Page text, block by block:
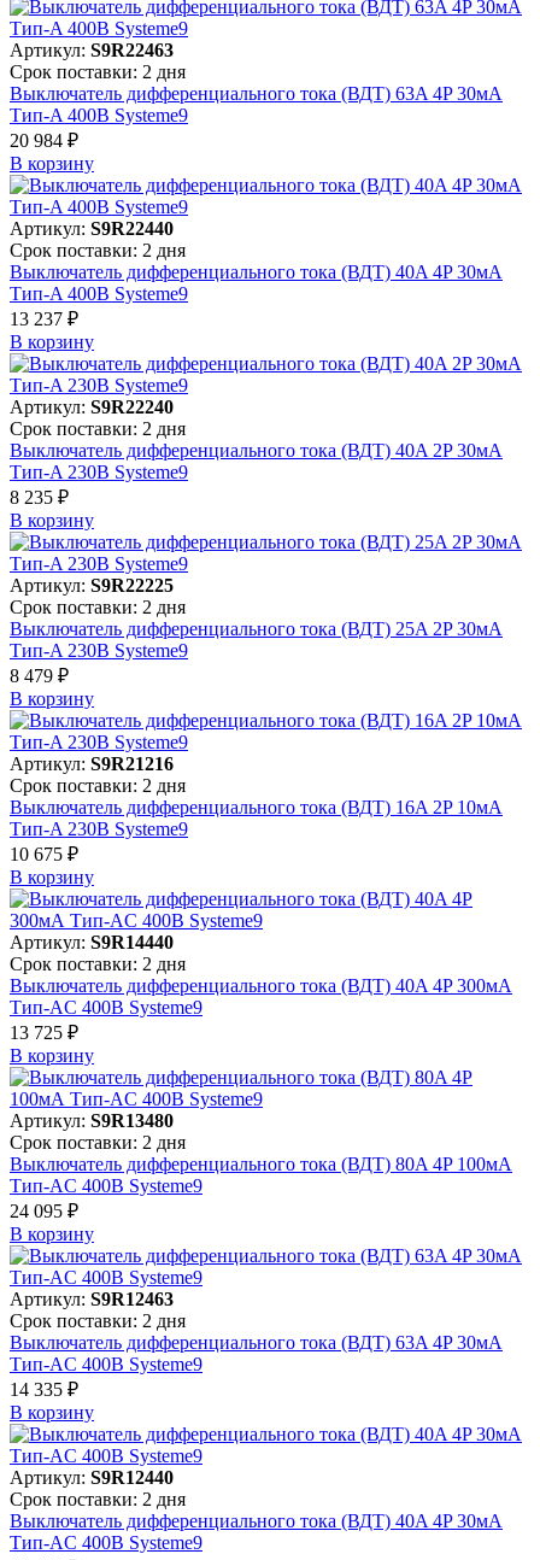
Артикул: S9R22463
Срок поставки: 2 дня
Выключатель дифференциального тока (ВДТ) 63A 4P 30мА
Тип-A 400В Systeme9
20 984 ₽
В корзинy
Артикул: S9R22440
Срок поставки: 2 дня
Выключатель дифференциального тока (ВДТ) 40A 4P 30мА
Тип-A 400В Systeme9
13 237 ₽
В корзинy
Артикул: S9R22240
Срок поставки: 2 дня
Выключатель дифференциального тока (ВДТ) 40A 2P 30мА
Тип-A 230В Systeme9
8 235 ₽
В корзинy
Артикул: S9R22225
Срок поставки: 2 дня
Выключатель дифференциального тока (ВДТ) 25A 2P 30мА
Тип-A 230В Systeme9
8 479 ₽
В корзинy
Артикул: S9R21216
Срок поставки: 2 дня
Выключатель дифференциального тока (ВДТ) 16A 2P 10мА
Тип-A 230В Systeme9
10 675 ₽
В корзинy
Артикул: S9R14440
Срок поставки: 2 дня
Выключатель дифференциального тока (ВДТ) 40A 4P 300мА
Тип-AC 400В Systeme9
13 725 ₽
В корзинy
Артикул: S9R13480
Срок поставки: 2 дня
Выключатель дифференциального тока (ВДТ) 80A 4P 100мА
Тип-AC 400В Systeme9
24 095 ₽
В корзинy
Артикул: S9R12463
Срок поставки: 2 дня
Выключатель дифференциального тока (ВДТ) 63A 4P 30мА
Тип-AC 400В Systeme9
14 335 ₽
В корзинy
Артикул: S9R12440
Срок поставки: 2 дня
Выключатель дифференциального тока (ВДТ) 40A 4P 30мА
Тип-AC 400В Systeme9